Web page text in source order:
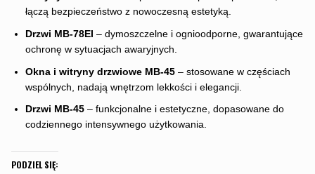
łączą bezpieczeństwo z nowoczesną estetyką.
Drzwi MB-78EI – dymoszczelne i ognioodporne, gwarantujące
ochronę w sytuacjach awaryjnych.
Okna i witryny drzwiowe MB-45 – stosowane w częściach
wspólnych, nadają wnętrzom lekkości i elegancji.
Drzwi MB-45 – funkcjonalne i estetyczne, dopasowane do
codziennego intensywnego użytkowania.
PODZIEL SIĘ: